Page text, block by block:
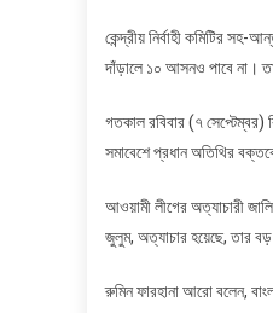
কেন্দ্রীয় নির্বাহী কমিটির
দাঁড়ালে ১০ আসনও পাবে না।
গতকাল রবিবার (৭ সেপ্টেম্বর)
সমাবেশে প্রধান অতিথির
আওয়ামী লীগের অত্যাচারী
জুলুম, অত্যাচার হয়েছে, তার
রুমিন ফারহানা আরো বলেন,